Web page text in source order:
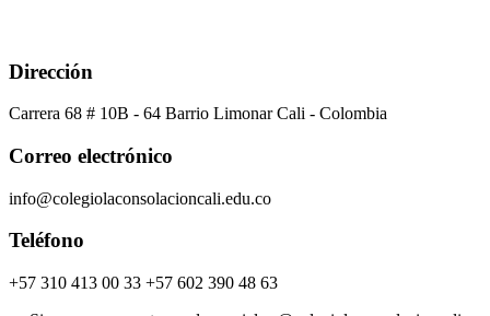
Dirección
Carrera 68 # 10B - 64 Barrio Limonar Cali - Colombia
Correo electrónico
info@colegiolaconsolacioncali.edu.co
Teléfono
+57 310 413 00 33 +57 602 390 48 63